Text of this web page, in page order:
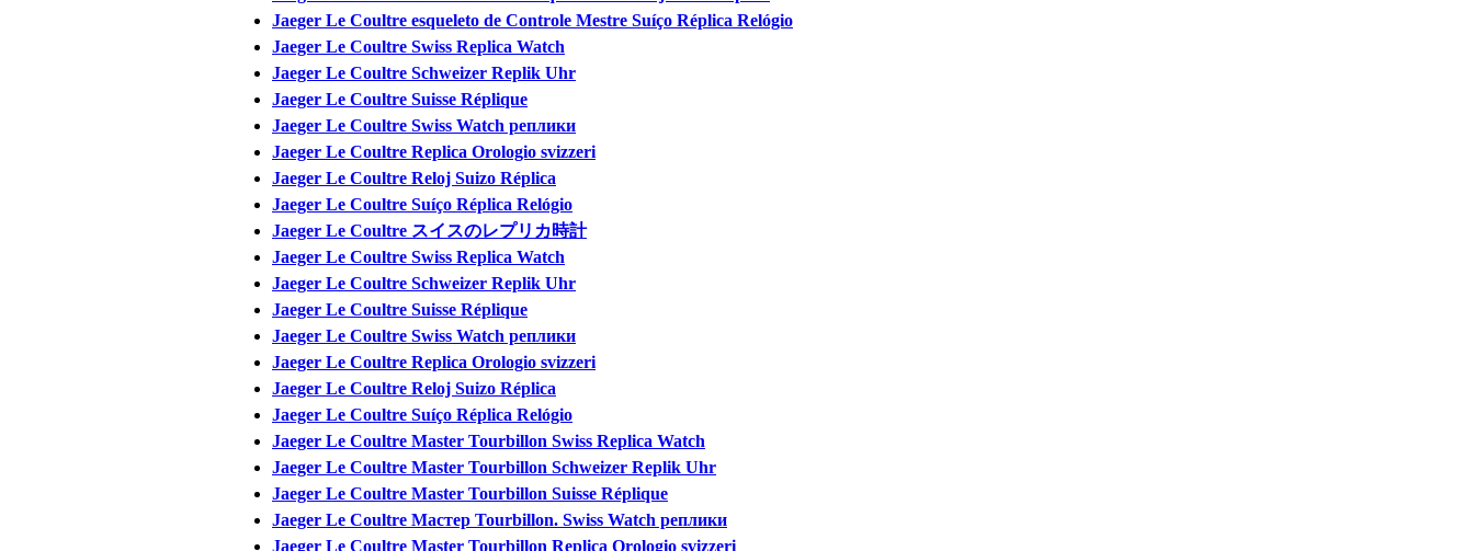
Jaeger Le Coultre esqueleto de Controle Mestre Suíço Réplica Relógio
Jaeger Le Coultre Swiss Replica Watch
Jaeger Le Coultre Schweizer Replik Uhr
Jaeger Le Coultre Suisse Réplique
Jaeger Le Coultre Swiss Watch реплики
Jaeger Le Coultre Replica Orologio svizzeri
Jaeger Le Coultre Reloj Suizo Réplica
Jaeger Le Coultre Suíço Réplica Relógio
Jaeger Le Coultre スイスのレプリカ時計
Jaeger Le Coultre Swiss Replica Watch
Jaeger Le Coultre Schweizer Replik Uhr
Jaeger Le Coultre Suisse Réplique
Jaeger Le Coultre Swiss Watch реплики
Jaeger Le Coultre Replica Orologio svizzeri
Jaeger Le Coultre Reloj Suizo Réplica
Jaeger Le Coultre Suíço Réplica Relógio
Jaeger Le Coultre Master Tourbillon Swiss Replica Watch
Jaeger Le Coultre Master Tourbillon Schweizer Replik Uhr
Jaeger Le Coultre Master Tourbillon Suisse Réplique
Jaeger Le Coultre Мастер Tourbillon. Swiss Watch реплики
Jaeger Le Coultre Master Tourbillon Replica Orologio svizzeri